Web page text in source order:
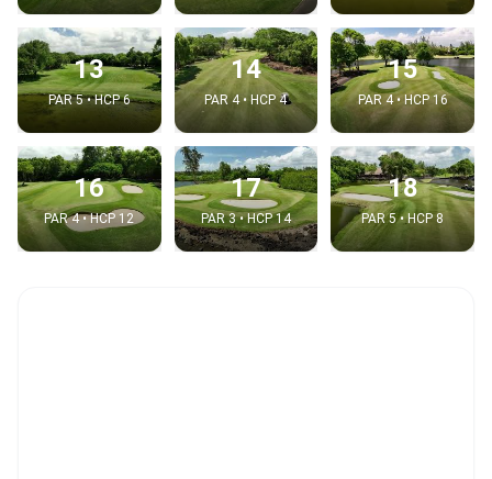
13
PAR 5 • HCP 6
14
PAR 4 • HCP 4
15
PAR 4 • HCP 16
16
PAR 4 • HCP 12
17
PAR 3 • HCP 14
18
PAR 5 • HCP 8